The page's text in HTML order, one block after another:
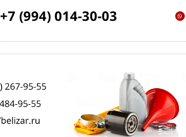
+7 (994) 014-30-03